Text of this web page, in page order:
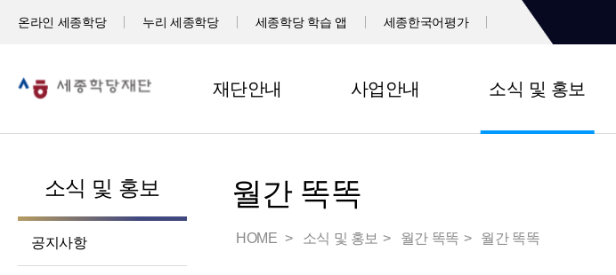
온라인 세종학당 누리 세종학당 세종학당 학습 앱 세종한국어평가
재단안내 사업안내 소식 및 홍보
소식 및 홍보
공지사항
월간 똑똑
HOME 소식 및 홍보 월간 똑똑 월간 똑똑